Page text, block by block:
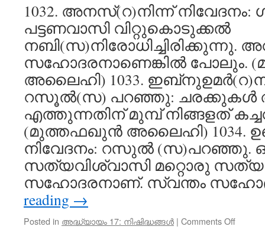
1032. അനസ്‌(റ)നിന്ന്
പട്ടണവാസി വിറ്റുകൊടുക്കൽ
നബി(സ)നിരോധിച്ചിരിക്കുന്നു.
സഹോദരനാണെങ്കിൽ പോലും.
അലൈഹി) 1033.
റസൂൽ(സ) പറഞ്ഞു: ചരക്കുകൾ
എത്തുന്നതിന് മുമ്പ് നിങ്ങളത്
(മുത്തഫഖുൻ അലൈഹി) 1034.
നിവേദനം: റസുൽ (സ)പറഞ്ഞു.
സത്യവിശ്വാസി മറ്റൊരു
സഹോദരനാണ്. സ്വന്തം
reading →
Posted in അദ്ധ്യായം 17: നിഷിദ്ധങ്ങൾ | Comments Offon